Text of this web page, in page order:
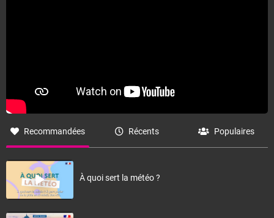
Recommandées Récents Populaires
À quoi sert la météo ?